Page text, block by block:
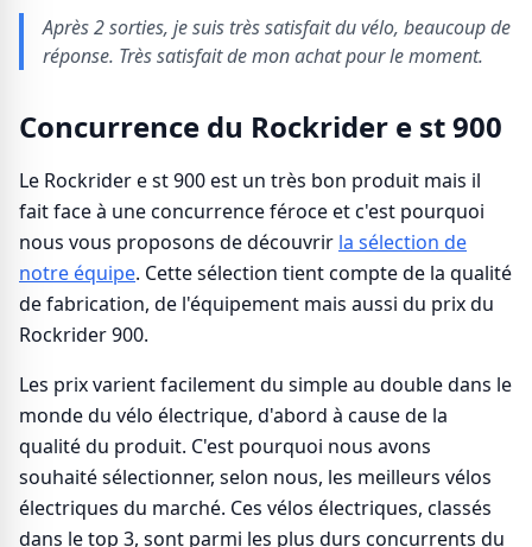
Après 2 sorties, je suis très satisfait du vélo, beaucoup de
réponse. Très satisfait de mon achat pour le moment.
Concurrence du Rockrider e st 900
Le Rockrider e st 900 est un très bon produit mais il
fait face à une concurrence féroce et c'est pourquoi
nous vous proposons de découvrir la sélection de
notre équipe. Cette sélection tient compte de la qualité
de fabrication, de l'équipement mais aussi du prix du
Rockrider 900.
Les prix varient facilement du simple au double dans le
monde du vélo électrique, d'abord à cause de la
qualité du produit. C'est pourquoi nous avons
souhaité sélectionner, selon nous, les meilleurs vélos
électriques du marché. Ces vélos électriques, classés
dans le top 3, sont parmi les plus durs concurrents du